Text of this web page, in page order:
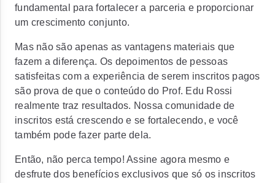
fundamental para fortalecer a parceria e proporcionar
um crescimento conjunto.
Mas não são apenas as vantagens materiais que
fazem a diferença. Os depoimentos de pessoas
satisfeitas com a experiência de serem inscritos pagos
são prova de que o conteúdo do Prof. Edu Rossi
realmente traz resultados. Nossa comunidade de
inscritos está crescendo e se fortalecendo, e você
também pode fazer parte dela.
Então, não perca tempo! Assine agora mesmo e
desfrute dos benefícios exclusivos que só os inscritos